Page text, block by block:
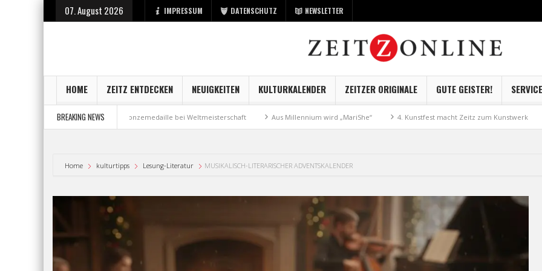
07. August 2026 IMPRESSUM DATENSCHUTZ NEWSLETTER
HOME ZEITZ ENTDECKEN NEUIGKEITEN KULTURKALENDER ZEITZER ORIGINALE GUTE GEISTER! SERVICE
BREAKING NEWS
der Stadt Zeitz Bronzemedaille bei Weltmeisterschaft Aus Millennium wird „MariShe“ 4. Kunstfest macht Zeitz zum Kunstwerk
Home kulturtipps Lesung-Literatur MUSIKALISCH-LITERARISCHER ADVENTSKALENDER